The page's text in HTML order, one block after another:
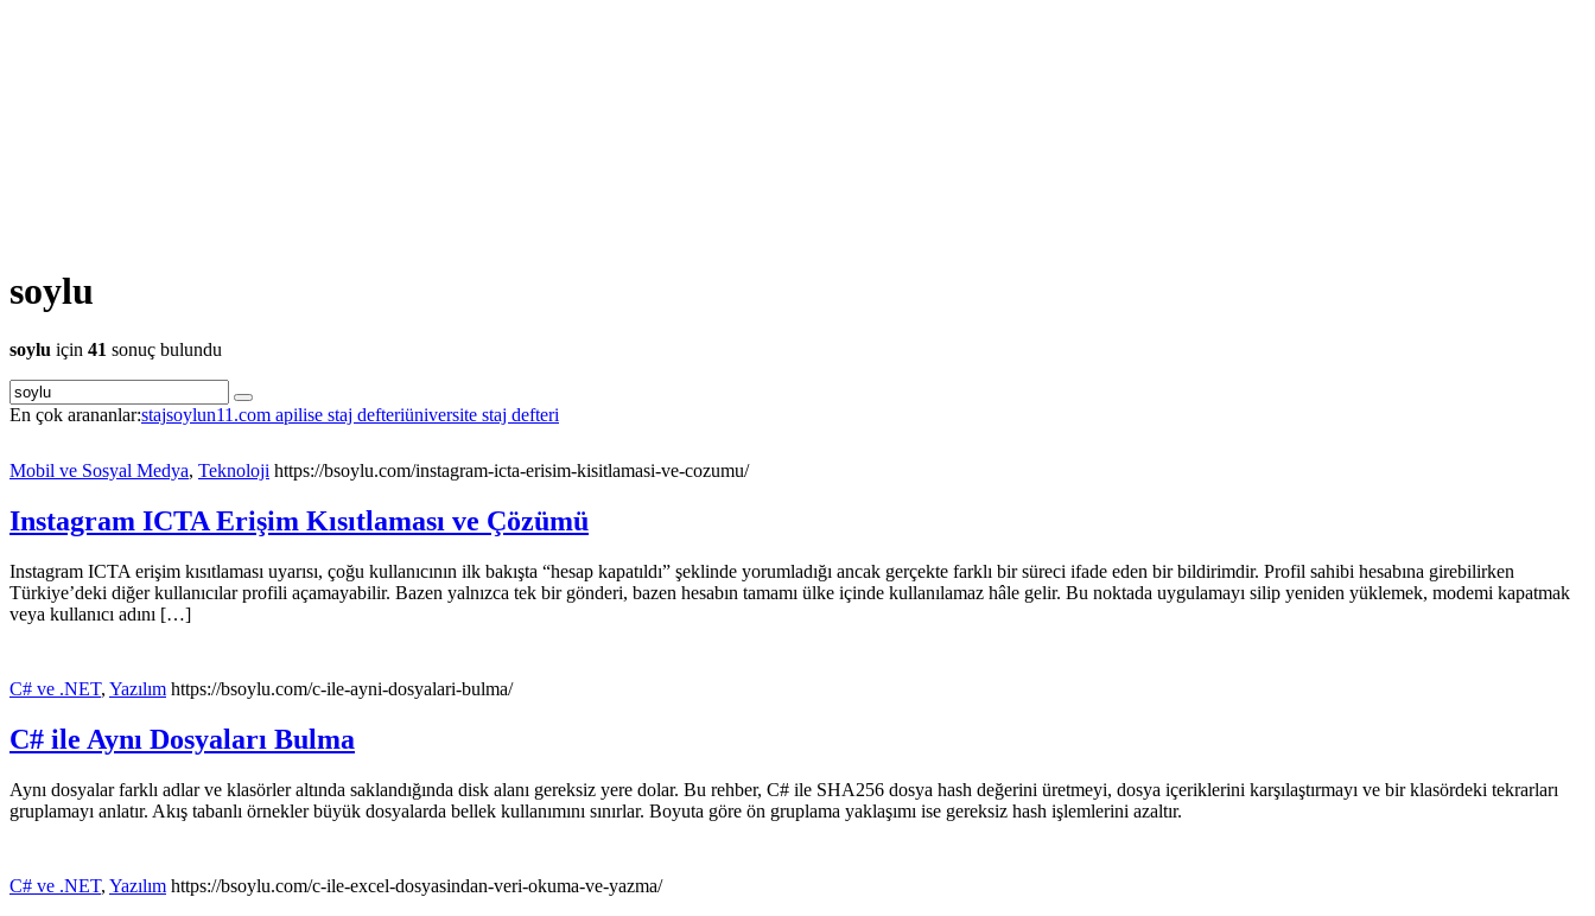
soylu
soylu için 41 sonuç bulundu
En çok arananlar:stajsoylun11.com apilise staj defteriüniversite staj defteri
Mobil ve Sosyal Medya, Teknoloji https://bsoylu.com/instagram-icta-erisim-kisitlamasi-ve-cozumu/
Instagram ICTA Erişim Kısıtlaması ve Çözümü
Instagram ICTA erişim kısıtlaması uyarısı, çoğu kullanıcının ilk bakışta “hesap kapatıldı” şeklinde yorumladığı ancak gerçekte farklı bir süreci ifade eden bir bildirimdir. Profil sahibi hesabına girebilirken
Türkiye’deki diğer kullanıcılar profili açamayabilir. Bazen yalnızca tek bir gönderi, bazen hesabın tamamı ülke içinde kullanılamaz hâle gelir. Bu noktada uygulamayı silip yeniden yüklemek, modemi kapatmak
veya kullanıcı adını […]
C# ve .NET, Yazılım https://bsoylu.com/c-ile-ayni-dosyalari-bulma/
C# ile Aynı Dosyaları Bulma
Aynı dosyalar farklı adlar ve klasörler altında saklandığında disk alanı gereksiz yere dolar. Bu rehber, C# ile SHA256 dosya hash değerini üretmeyi, dosya içeriklerini karşılaştırmayı ve bir klasördeki tekrarları
gruplamayı anlatır. Akış tabanlı örnekler büyük dosyalarda bellek kullanımını sınırlar. Boyuta göre ön gruplama yaklaşımı ise gereksiz hash işlemlerini azaltır.
C# ve .NET, Yazılım https://bsoylu.com/c-ile-excel-dosyasindan-veri-okuma-ve-yazma/